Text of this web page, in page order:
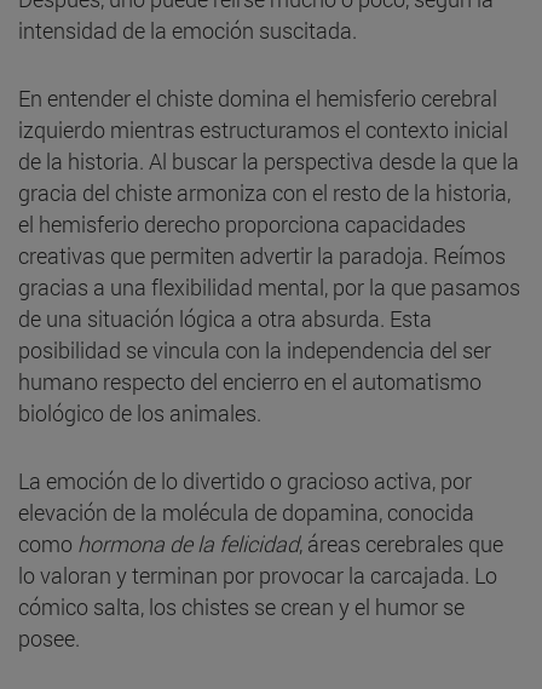
intensidad de la emoción suscitada.
En entender el chiste domina el hemisferio cerebral
izquierdo mientras estructuramos el contexto inicial
de la historia. Al buscar la perspectiva desde la que la
gracia del chiste armoniza con el resto de la historia,
el hemisferio derecho proporciona capacidades
creativas que permiten advertir la paradoja. Reímos
gracias a una flexibilidad mental, por la que pasamos
de una situación lógica a otra absurda. Esta
posibilidad se vincula con la independencia del ser
humano respecto del encierro en el automatismo
biológico de los animales.
La emoción de lo divertido o gracioso activa, por
elevación de la molécula de dopamina, conocida
como hormona de la felicidad, áreas cerebrales que
lo valoran y terminan por provocar la carcajada. Lo
cómico salta, los chistes se crean y el humor se
posee.